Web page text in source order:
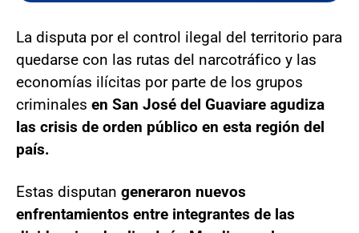
La disputa por el control ilegal del territorio para
quedarse con las rutas del narcotráfico y las
economías ilícitas por parte de los grupos
criminales en San José del Guaviare agudiza
las crisis de orden público en esta región del
país.
Estas disputan generaron nuevos
enfrentamientos entre integrantes de las